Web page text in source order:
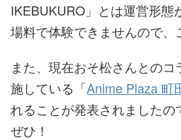
IKEBUKURO」とは運営形態
場料で体験できませんので、
また、現在おそ松さんとの
施している「Anime Plaza 町
れることが発表されました
ぜひ！